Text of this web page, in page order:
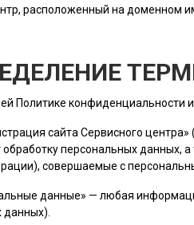
расположенный на доменном
Политике конфиденциальности
сайта Сервисного центра»
персональных данных,
совершаемые с
данные» — любая